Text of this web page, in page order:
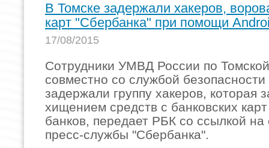
В Томске задержали хакеров,
карт "Сбербанка" при помощи
17/08/2015
Сотрудники УМВД России по
совместно со службой
задержали группу хакеров, которая
хищением средств с банковских
банков, передает РБК со ссылкой
пресс-службы "Сбербанка".